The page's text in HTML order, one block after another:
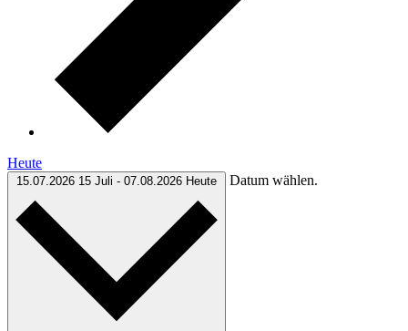
Heute
15.07.2026 15 Juli - 07.08.2026 Heute Datum wählen.